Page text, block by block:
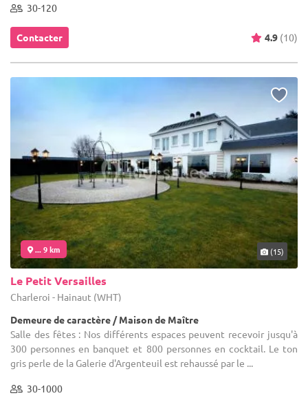
30-120
Contacter 4.9 (10)
... 9 km (15)
Le Petit Versailles
Charleroi - Hainaut (WHT)
Demeure de caractère / Maison de Maître
Salle des fêtes : Nos différents espaces peuvent recevoir jusqu'à
300 personnes en banquet et 800 personnes en cocktail. Le ton
gris perle de la Galerie d'Argenteuil est rehaussé par le ...
30-1000